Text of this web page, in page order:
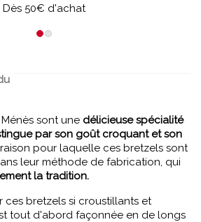
Dès 50€ d'achat
sont une délicieuse spécialité
par son goût croquant et son
pour laquelle ces bretzels sont
leur méthode de fabrication, qui
la tradition.
ces bretzels si croustillants et
tout d'abord façonnée en de longs